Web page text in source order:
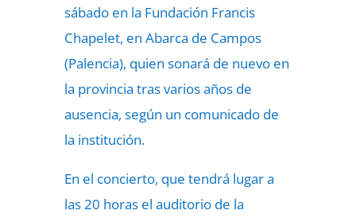
sábado en la Fundación Francis
Chapelet, en Abarca de Campos
(Palencia), quien sonará de nuevo en
la provincia tras varios años de
ausencia, según un comunicado de
la institución.
En el concierto, que tendrá lugar a
las 20 horas el auditorio de la